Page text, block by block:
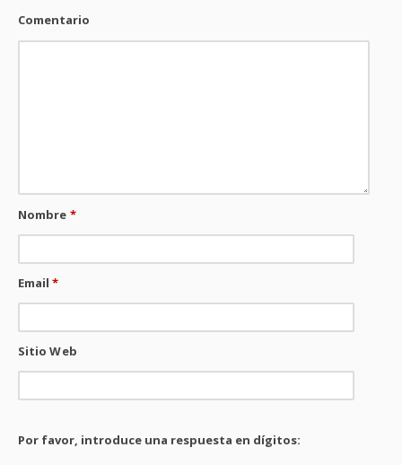
Comentario
Nombre *
Email*
Sitio Web
Por favor, introduce una respuesta en dígitos: